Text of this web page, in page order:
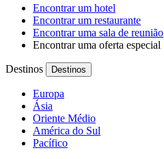
Encontrar um hotel
Encontrar um restaurante
Encontrar uma sala de reunião
Encontrar uma oferta especial
Destinos Destinos
Europa
Ásia
Oriente Médio
América do Sul
Pacífico